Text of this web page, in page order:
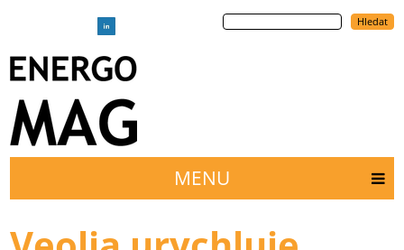
Hledat
menu
MENU